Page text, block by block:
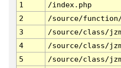
1
/index.php
2
/source/
3
/source/class/
4
/source/class/
5
/source/class/